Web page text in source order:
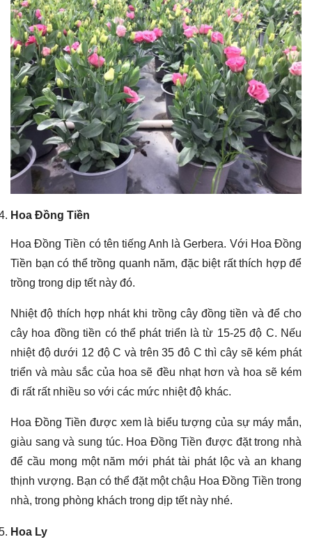
Hoa Đồng Tiền
Hoa Đồng Tiền có tên tiếng Anh là Gerbera. Với Hoa Đồng
Tiền bạn có thể trồng quanh năm, đặc biệt rất thích hợp để
trồng trong dịp tết này đó.
Nhiệt độ thích hợp nhát khi trồng cây đồng tiền và để cho
cây hoa đồng tiền có thể phát triển là từ 15-25 độ C. Nếu
nhiệt độ dưới 12 độ C và trên 35 đô C thì cây sẽ kém phát
triển và màu sắc của hoa sẽ đều nhạt hơn và hoa sẽ kém
đi rất rất nhiều so với các mức nhiệt độ khác.
Hoa Đồng Tiền được xem là biểu tượng của sự máy mắn,
giàu sang và sung túc. Hoa Đồng Tiền được đặt trong nhà
để cầu mong một năm mới phát tài phát lộc và an khang
thịnh vượng. Bạn có thể đặt một chậu Hoa Đồng Tiền trong
nhà, trong phòng khách trong dịp tết này nhé.
Hoa Ly